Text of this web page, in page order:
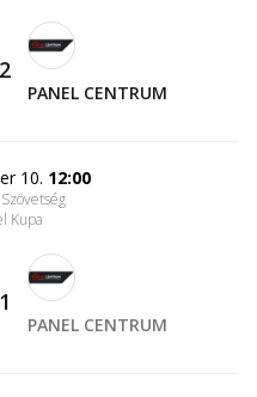
2
PANEL CENTRUM
10. 12:00
Kupa
1
PANEL CENTRUM